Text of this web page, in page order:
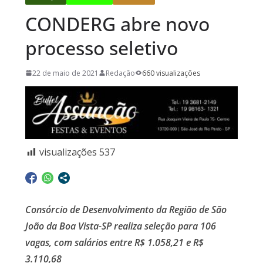
CONDERG abre novo
processo seletivo
22 de maio de 2021 Redação 660 visualizações
visualizações 537
Consórcio de Desenvolvimento da Região de São
João da Boa Vista-SP realiza seleção para 106
vagas, com salários entre R$ 1.058,21 e R$
3.110,68